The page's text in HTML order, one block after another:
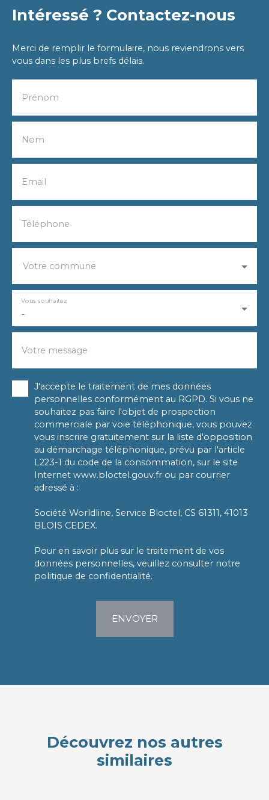
Intéressé ? Contactez-nous
Merci de remplir le formulaire, nous reviendrons vers
vous dans les plus brefs délais.
Prénom
Nom
Email
Téléphone
Votre commune
-
Vous souhaitez
Votre message
J'accepte le traitement de mes données
personnelles conformément au RGPD. Si vous ne
souhaitez pas faire l'objet de prospection
commerciale par voie téléphonique, vous pouvez
vous inscrire gratuitement sur la liste d'opposition
au démarchage téléphonique, prévu par l'article
L223-1 du code de la consommation, sur le site
Internet www.bloctel.gouv.fr ou par courrier
adressé à :
Société Worldline, Service Bloctel, CS 61311, 41013
BLOIS CEDEX.
Pour en savoir plus sur le traitement de vos
données personnelles, veuillez consulter notre
politique de confidentialité.
ENVOYER
Découvrez nos autres
similaires